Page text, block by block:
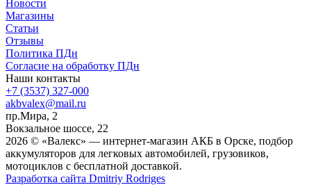
Новости
Магазины
Статьи
Отзывы
Политика ПДн
Согласие на обработку ПДн
Наши контакты
+7 (3537) 327-000
akbvalex@mail.ru
пр.Мира, 2
Вокзальное шоссе, 22
2026 © «Валекс» — интернет-магазин АКБ в Орске, подбор
аккумуляторов для легковых автомобилей, грузовиков,
мотоциклов с бесплатной доставкой.
Разработка сайта Dmitriy Rodriges